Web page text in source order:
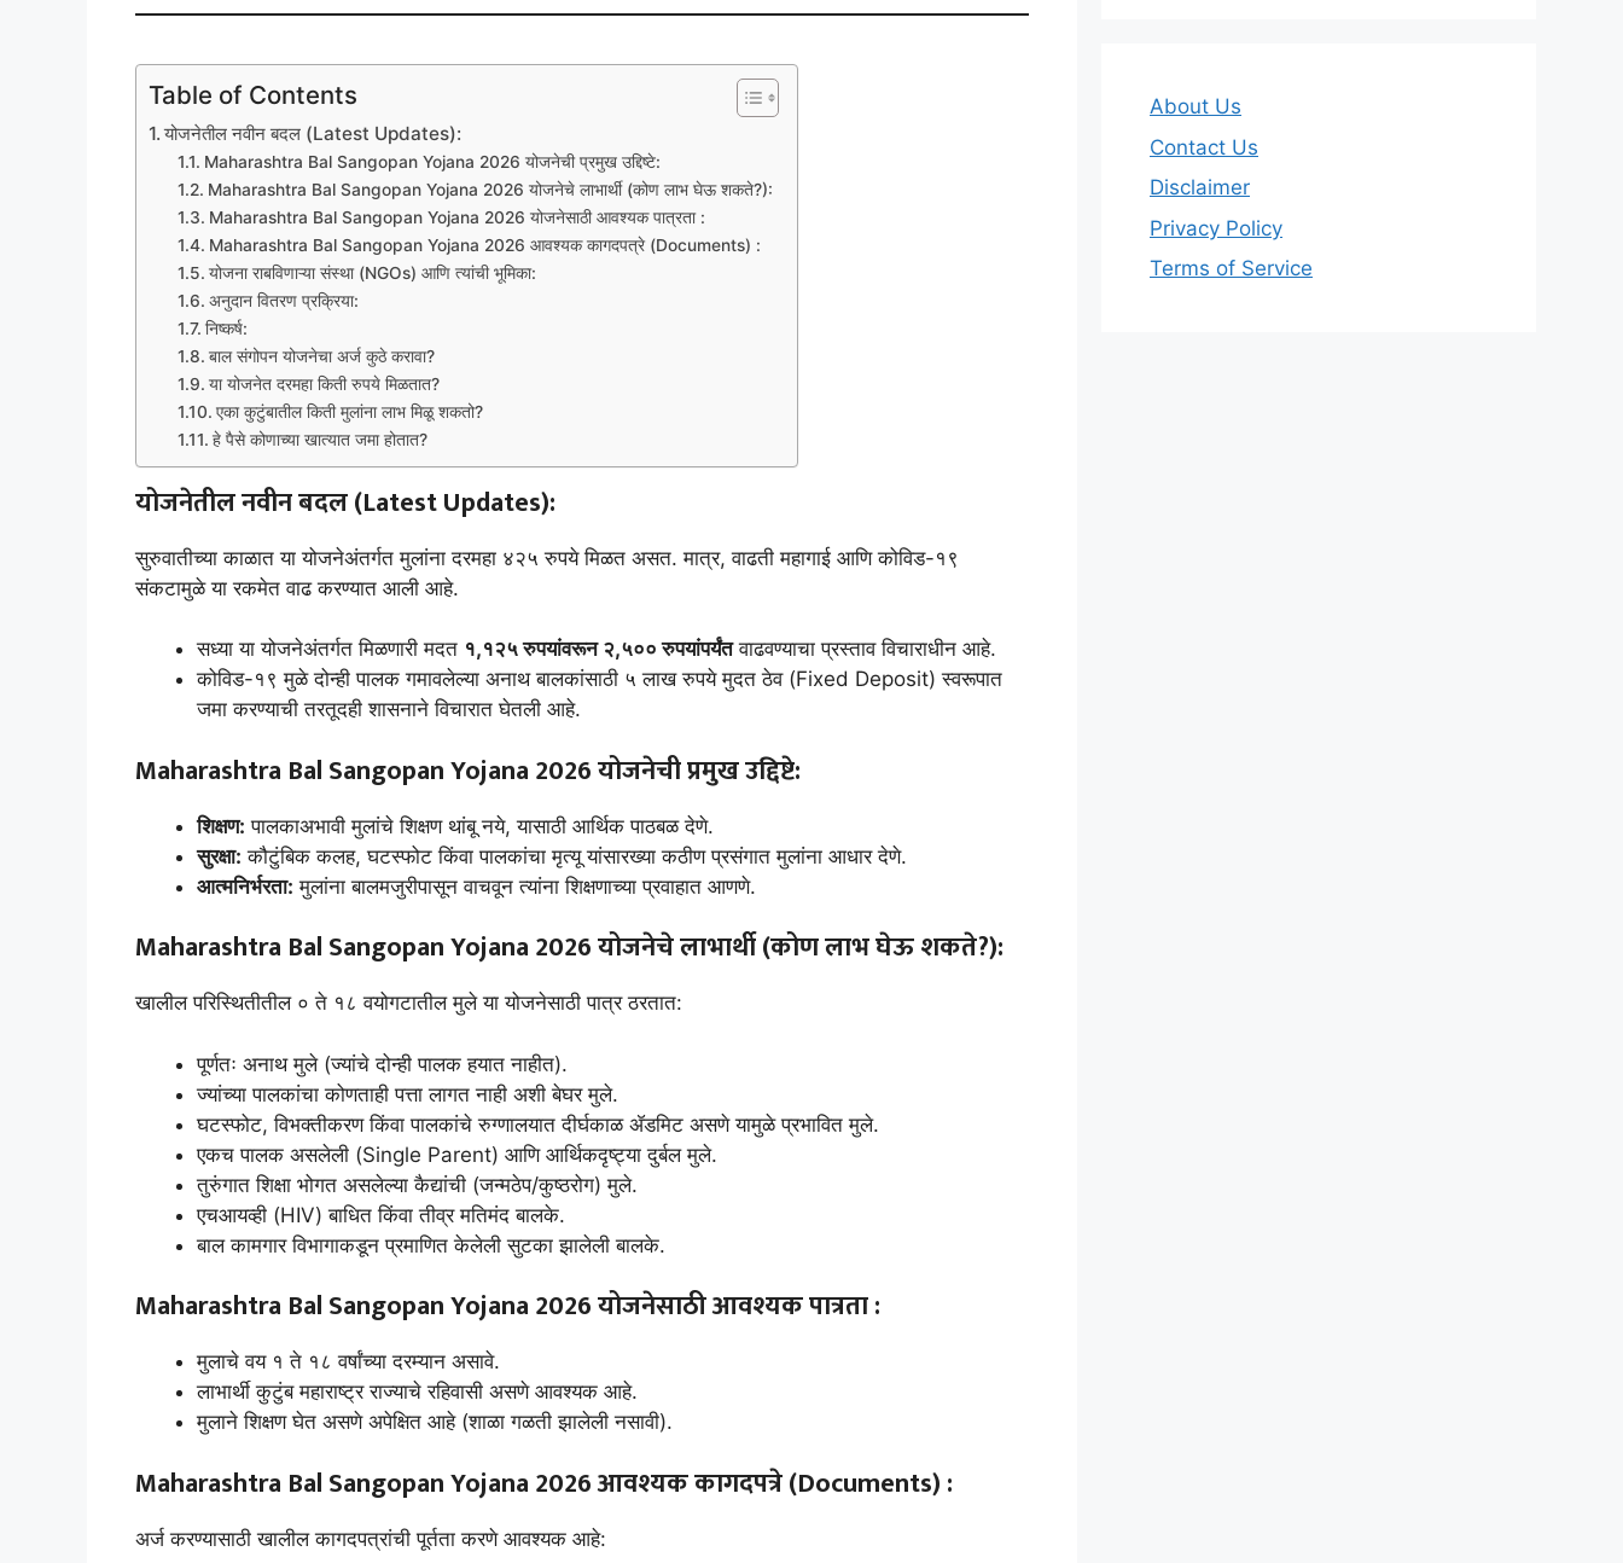
Table of Contents
योजनेतील नवीन बदल (Latest Updates):
Maharashtra Bal Sangopan Yojana 2026 योजनेची प्रमुख उद्दिष्टे:
Maharashtra Bal Sangopan Yojana 2026 योजनेचे लाभार्थी (कोण लाभ घेऊ शकते?):
Maharashtra Bal Sangopan Yojana 2026 योजनेसाठी आवश्यक पात्रता :
Maharashtra Bal Sangopan Yojana 2026 आवश्यक कागदपत्रे (Documents) :
योजना राबविणाऱ्या संस्था (NGOs) आणि त्यांची भूमिका:
अनुदान वितरण प्रक्रिया:
निष्कर्ष:
बाल संगोपन योजनेचा अर्ज कुठे करावा?
या योजनेत दरमहा किती रुपये मिळतात?
एका कुटुंबातील किती मुलांना लाभ मिळू शकतो?
हे पैसे कोणाच्या खात्यात जमा होतात?
योजनेतील नवीन बदल (Latest Updates):
सुरुवातीच्या काळात या योजनेअंतर्गत मुलांना दरमहा ४२५ रुपये मिळत असत. मात्र, वाढती महागाई आणि कोविड-१९
संकटामुळे या रकमेत वाढ करण्यात आली आहे.
सध्या या योजनेअंतर्गत मिळणारी मदत १,१२५ रुपयांवरून २,५०० रुपयांपर्यंतवाढवण्याचा प्रस्ताव विचाराधीन आहे.
कोविड-१९ मुळे दोन्ही पालक गमावलेल्या अनाथ बालकांसाठी ५ लाख रुपये मुदत ठेव (Fixed Deposit) स्वरूपात
जमा करण्याची तरतूदही शासनाने विचारात घेतली आहे.
Maharashtra Bal Sangopan Yojana 2026योजनेची प्रमुख उद्दिष्टे:
शिक्षण: पालकाअभावी मुलांचे शिक्षण थांबू नये, यासाठी आर्थिक पाठबळ देणे.
सुरक्षा: कौटुंबिक कलह, घटस्फोट किंवा पालकांचा मृत्यू यांसारख्या कठीण प्रसंगात मुलांना आधार देणे.
आत्मनिर्भरता: मुलांना बालमजुरीपासून वाचवून त्यांना शिक्षणाच्या प्रवाहात आणणे.
Maharashtra Bal Sangopan Yojana 2026योजनेचे लाभार्थी (कोण लाभ घेऊ शकते?):
खालील परिस्थितीतील ० ते १८ वयोगटातील मुले या योजनेसाठी पात्र ठरतात:
पूर्णतः अनाथ मुले (ज्यांचे दोन्ही पालक हयात नाहीत).
ज्यांच्या पालकांचा कोणताही पत्ता लागत नाही अशी बेघर मुले.
घटस्फोट, विभक्तीकरण किंवा पालकांचे रुग्णालयात दीर्घकाळ ॲडमिट असणे यामुळे प्रभावित मुले.
एकच पालक असलेली (Single Parent) आणि आर्थिकदृष्ट्या दुर्बल मुले.
तुरुंगात शिक्षा भोगत असलेल्या कैद्यांची (जन्मठेप/कुष्ठरोग) मुले.
एचआयव्ही (HIV) बाधित किंवा तीव्र मतिमंद बालके.
बाल कामगार विभागाकडून प्रमाणित केलेली सुटका झालेली बालके.
Maharashtra Bal Sangopan Yojana 2026योजनेसाठी आवश्यक पात्रता :
मुलाचे वय १ ते १८ वर्षांच्या दरम्यान असावे.
लाभार्थी कुटुंब महाराष्ट्र राज्याचे रहिवासी असणे आवश्यक आहे.
मुलाने शिक्षण घेत असणे अपेक्षित आहे (शाळा गळती झालेली नसावी).
Maharashtra Bal Sangopan Yojana 2026आवश्यक कागदपत्रे (Documents) :
अर्ज करण्यासाठी खालील कागदपत्रांची पूर्तता करणे आवश्यक आहे:
About Us
Contact Us
Disclaimer
Privacy Policy
Terms of Service